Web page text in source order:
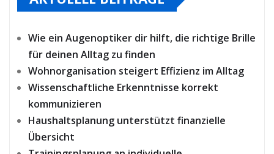
Wie ein Augenoptiker dir hilft, die richtige Brille
für deinen Alltag zu finden
Wohnorganisation steigert Effizienz im Alltag
Wissenschaftliche Erkenntnisse korrekt
kommunizieren
Haushaltsplanung unterstützt finanzielle
Übersicht